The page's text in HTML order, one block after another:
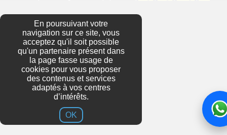
En poursuivant votre
navigation sur ce site, vous
acceptez qu'il soit possible
qu'un partenaire présent dans
la page fasse usage de
cookies pour vous proposer
des contenus et services
adaptés à vos centres
d’intérêts.
OK